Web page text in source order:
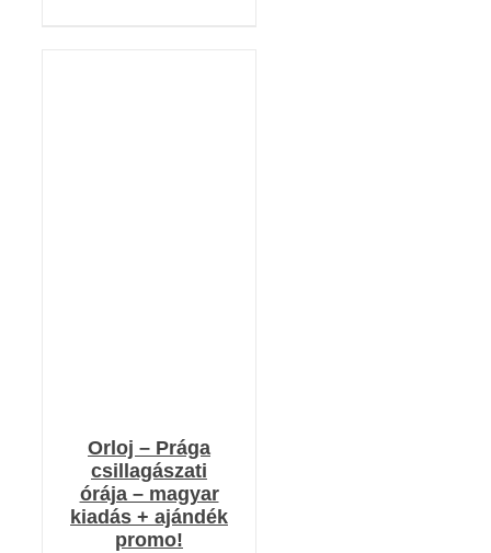
Orloj – Prága
csillagászati
órája – magyar
kiadás + ajándék
promo!